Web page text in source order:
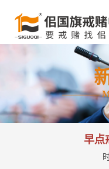
————
早点